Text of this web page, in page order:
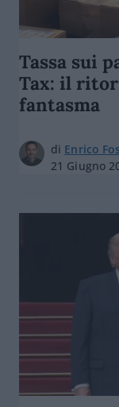
Tassa sui
Tax: il
fantasma
di Enrico
21 Giugno